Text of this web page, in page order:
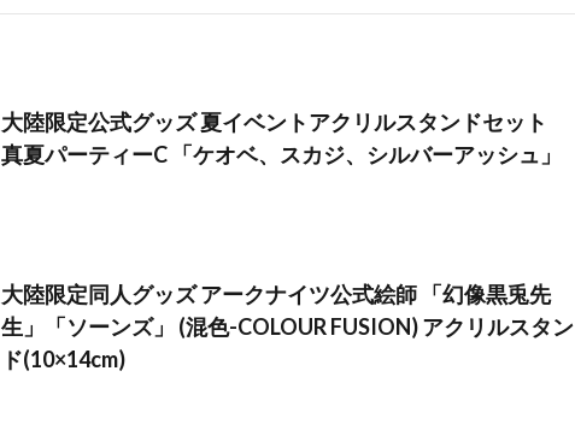
大陸限定公式グッズ 夏イベントアクリルスタンドセット
真夏パーティーC 「ケオベ、スカジ、シルバーアッシュ」
大陸限定同人グッズ アークナイツ公式絵師 「幻像黒兎先
生」「ソーンズ」 (混色-COLOUR FUSION) アクリルスタン
ド(10×14cm)